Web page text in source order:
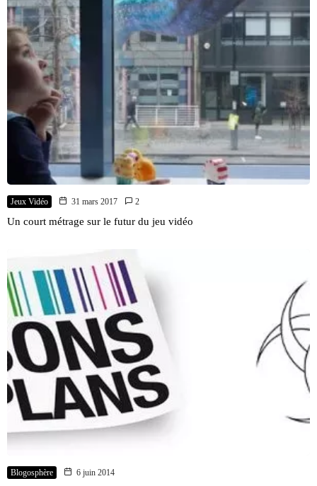
Jeux Vidéo 31 mars 2017 2
Un court métrage sur le futur du jeu vidéo
Blogosphère 6 juin 2014